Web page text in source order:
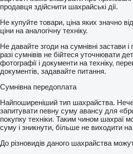
продавця здійснити шахрайські дії.
Не купуйте товари, ціна яких значно
ціни на аналогічну техніку.
Не давайте згоди на сумнівні застави
разі сумнівів не бійтеся уточнювати
фотографії і документи на техніку,
документів, задавайте питання.
Сумнівна передоплата
Найпоширеніший тип шахрайства.
запитувати певну суму авансу для
покупку техніки. Таким чином шахраї
суму і зникнути, більше не виходити на
До різновидів даного шахрайства